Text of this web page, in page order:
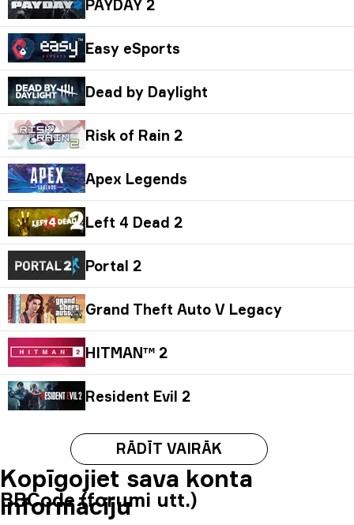
PAYDAY 2
Easy eSports
Dead by Daylight
Risk of Rain 2
Apex Legends
Left 4 Dead 2
Portal 2
Grand Theft Auto V Legacy
HITMAN™ 2
Resident Evil 2
RĀDĪT VAIRĀK
Kopīgojiet sava konta
informāciju
BBCode (forumi utt.)